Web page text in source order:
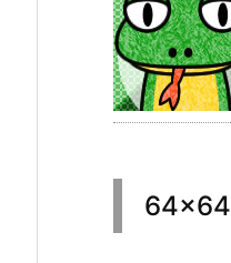
64×64